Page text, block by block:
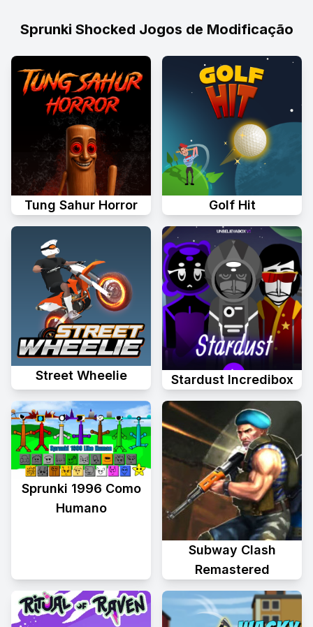
Sprunki Shocked Jogos de Modificação
Tung Sahur Horror Golf Hit
Street Wheelie Stardust Incredibox
Sprunki 1996 Como
Humano
Subway Clash
Remastered